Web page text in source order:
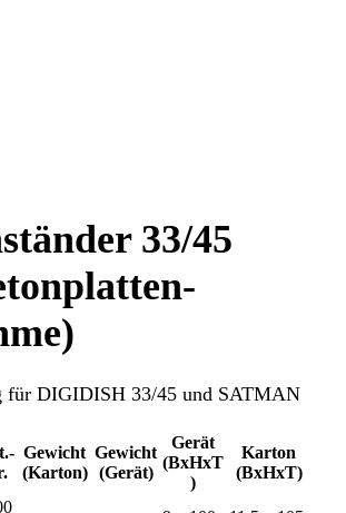
33/45
für DIGIDISH 33/45 und SATMAN
Gewicht
(Karton)
Gewicht
(Gerät)
Gerät
(BxHxT
)
Karton
(BxHxT)